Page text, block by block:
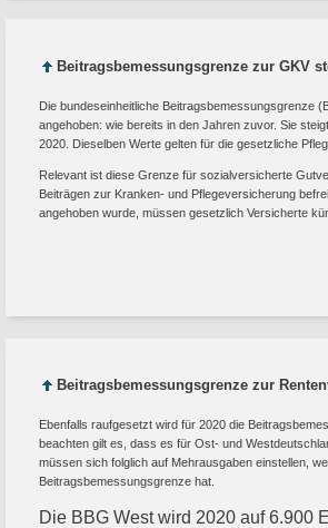
Beitragsbemessungsgrenze zur GKV
Die bundeseinheitliche Beitragsbemessungsgrenze
angehoben: wie bereits in den Jahren zuvor. Sie
2020. Dieselben Werte gelten für die gesetzliche
Relevant ist diese Grenze für sozialversicherte
Beiträgen zur Kranken- und Pflegeversicherung
angehoben wurde, müssen gesetzlich Versicherte
Beitragsbemessungsgrenze zur
Ebenfalls raufgesetzt wird für 2020 die
beachten gilt es, dass es für Ost- und
müssen sich folglich auf Mehrausgaben einstellen,
Beitragsbemessungsgrenze hat.
Die BBG West wird 2020 auf 6.900